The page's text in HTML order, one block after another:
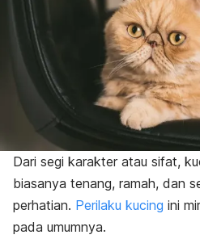
Dari segi karakter atau sifat,
biasanya tenang, ramah, dan
perhatian. Perilaku kucing ini
pada umumnya.